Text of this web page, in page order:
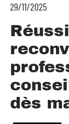
29/11/2025
dès